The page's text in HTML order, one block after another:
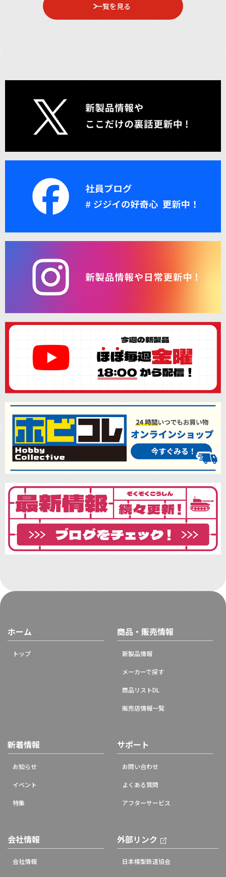
一覧を見る
ホーム
トップ
商品・販売情報
新製品情報
メーカーで探す
商品リストDL
販売店情報一覧
新着情報
お知らせ
イベント
特集
サポート
お問い合わせ
よくある質問
アフターサービス
会社情報
会社情報
外部リンク
日本模型鉄道協会